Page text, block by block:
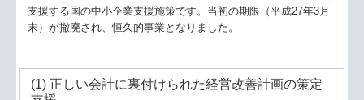
支援する国の中小企業支援施策です。当初の期限（平成27年3月
末）が撤廃され、恒久的事業となりました。
(1) 正しい会計に裏付けられた経営改善計画の策定